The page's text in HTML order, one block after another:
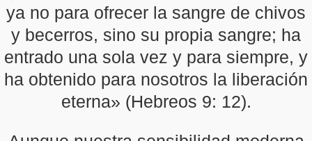
ya no para ofrecer la sangre de chivos
y becerros, sino su propia sangre; ha
entrado una sola vez y para siempre, y
ha obtenido para nosotros la liberación
eterna» (Hebreos 9: 12).